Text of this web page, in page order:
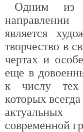
Одним из
является
творчество в
чертах и
еще в
к числу тех
которых
современной